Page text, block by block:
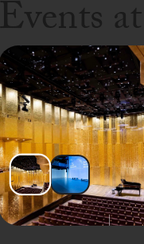
Events